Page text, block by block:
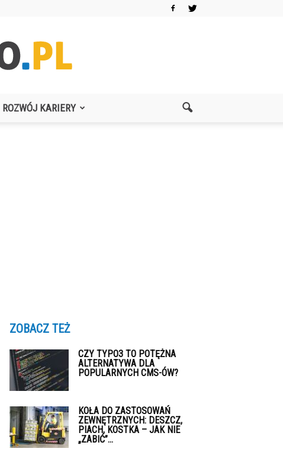
ROZWÓJ KARIERY
ZOBACZ TEŻ
CZY TYPO3 TO POTĘŻNA
ALTERNATYWA DLA
POPULARNYCH CMS-ÓW?
KOŁA DO ZASTOSOWAŃ
ZEWNĘTRZNYCH: DESZCZ,
PIACH, KOSTKA – JAK NIE
„ZABIĆ”...